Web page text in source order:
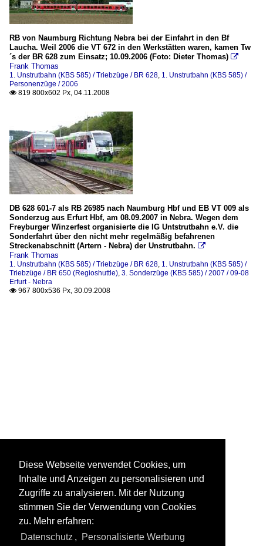
RB von Naumburg Richtung Nebra bei der Einfahrt in den Bf
Laucha. Weil 2006 die VT 672 in den Werkstätten waren, kamen Tw
´s der BR 628 zum Einsatz; 10.09.2006 (Foto: Dieter Thomas) 
Frank Thomas
1. Unstrutbahn (KBS 585) / Triebzüge / BR 628, 1. Unstrutbahn (KBS 585) /
Personenzüge / 2006
 819 800x602 Px, 04.11.2008
DB 628 601-7 als RB 26985 nach Naumburg Hbf und EB VT 009 als
Sonderzug aus Erfurt Hbf, am 08.09.2007 in Nebra. Wegen dem
Freyburger Winzerfest organisierte die IG Untstrutbahn e.V. die
Sonderfahrt über den nicht mehr regelmäßig befahrenen
Streckenabschnitt (Artern - Nebra) der Unstrutbahn. 
Frank Thomas
1. Unstrutbahn (KBS 585) / Triebzüge / BR 628, 1. Unstrutbahn (KBS 585) /
Triebzüge / BR 650 (Regioshuttle), 3. Sonderzüge (KBS 585) / 2007 / 09-08
Erfurt - Nebra
 967 800x536 Px, 30.09.2008
Diese Webseite verwendet Cookies, um
Inhalte und Anzeigen zu personalisieren und
Zugriffe zu analysieren. Mit der Nutzung
stimmen Sie der Verwendung von Cookies
zu. Mehr erfahren:
Datenschutz , Personalisierte Werbung